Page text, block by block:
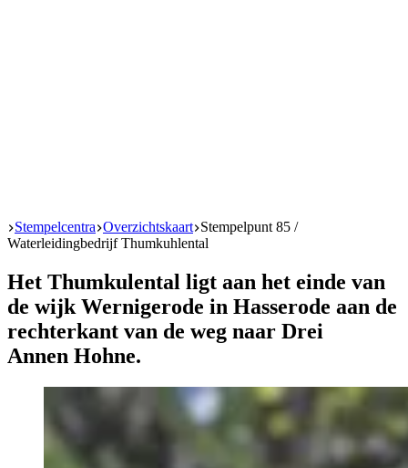
Start
Stempelcentra Overzichtskaart Stempelpunt 85 /
Waterleidingbedrijf Thumkuhlental
Het Thumkulental ligt aan het einde van
de wijk Wernigerode in Hasserode aan de
rechterkant van de weg naar Drei
Annen Hohne.